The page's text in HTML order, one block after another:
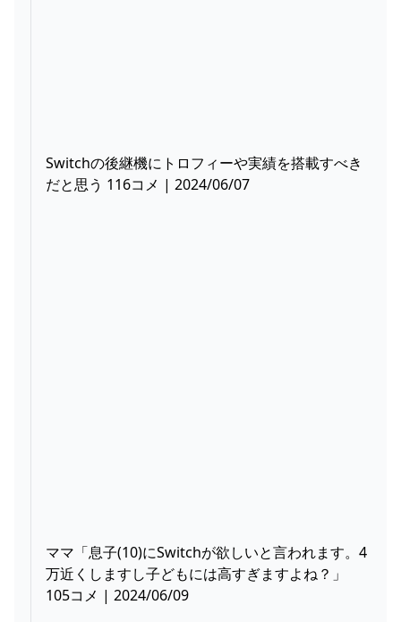
Switchの後継機にトロフィーや実績を搭載すべき
だと思う 116コメ | 2024/06/07
ママ「息子(10)にSwitchが欲しいと言われます。4
万近くしますし子どもには高すぎますよね？」
105コメ | 2024/06/09